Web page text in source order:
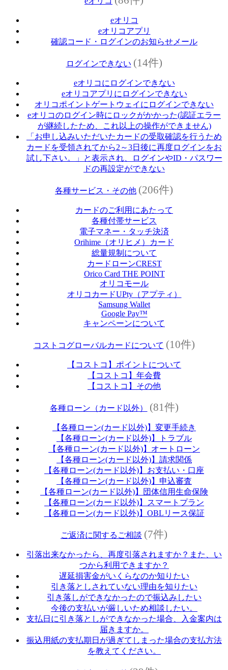
eオリコ
eオリコアプリ
確認コード・ログインのお知らせメール
ログインできない (14件)
eオリコにログインできない
eオリコアプリにログインできない
オリコポイントゲートウェイにログインできない
eオリコのログイン時にロックがかかった(認証エラー
が継続したため、これ以上の操作ができません)
「お申し込みいただいたカードの受取確認を行うため
カードを受領されてから2～3日後に再度ログインをお
試し下さい。」と表示され、ログインやID・パスワー
ドの再設定ができない
各種サービス・その他 (206件)
カードのご利用にあたって
各種付帯サービス
電子マネー・タッチ決済
Orihime（オリヒメ）カード
総量規制について
カードローンCREST
Orico Card THE POINT
オリコモール
オリコカードUPty（アプティ）
Samsung Wallet
Google Pay™
キャンペーンについて
コストコグローバルカードについて (10件)
【コストコ】ポイントについて
【コストコ】年会費
【コストコ】その他
各種ローン（カード以外） (81件)
【各種ローン(カード以外)】変更手続き
【各種ローン(カード以外)】トラブル
【各種ローン(カード以外)】オートローン
【各種ローン(カード以外)】請求関係
【各種ローン(カード以外)】お支払い・口座
【各種ローン(カード以外)】申込審査
【各種ローン(カード以外)】団体信用生命保険
【各種ローン(カード以外)】スマートプラン
【各種ローン(カード以外)】OBLリース保証
ご返済に関するご相談 (7件)
引落出来なかったら、再度引落されますか？また、い
つから利用できますか？
遅延損害金がいくらなのか知りたい
引き落としされていない理由を知りたい
引き落しができなかったので振込みしたい
今後の支払いが厳しいため相談したい。
支払日に引き落としができなかった場合、入金案内は
届きますか。
振込用紙の支払期日が過ぎてしまった場合の支払方法
を教えてください。